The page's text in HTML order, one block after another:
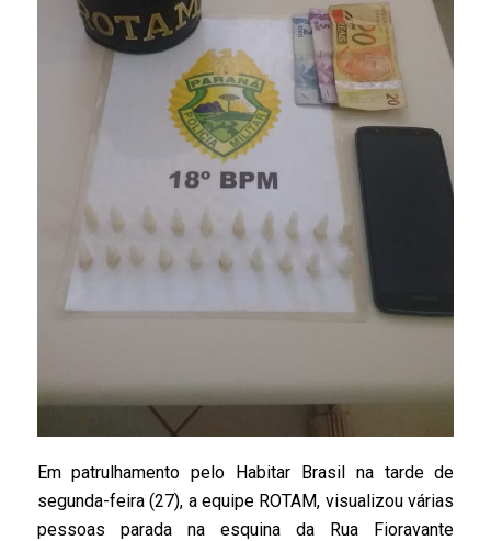
Em patrulhamento pelo Habitar Brasil na tarde de
segunda-feira (27), a equipe ROTAM, visualizou várias
pessoas parada na esquina da Rua Fioravante